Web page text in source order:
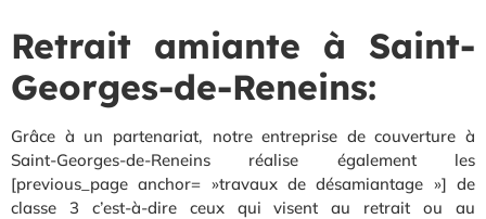
Retrait amiante à Saint-
Georges-de-Reneins:
Grâce à un partenariat, notre entreprise de couverture à
Saint-Georges-de-Reneins réalise également les
[previous_page anchor= »travaux de désamiantage »] de
classe 3 c’est-à-dire ceux qui visent au retrait ou au